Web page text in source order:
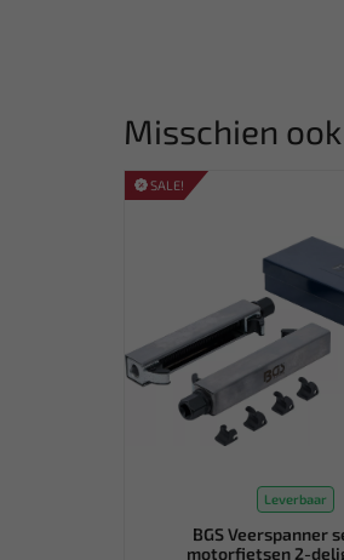
Misschien
SALE!
Leverbaar
BGS Veerspanner
motorfietsen 2-